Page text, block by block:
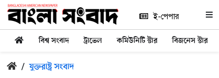
ই-পেপার
বিশ্ব সংবাদ ট্রাভেল কমিউনিটি স্টার বিজনেস স্টার
/ যুক্তরাষ্ট্র সংবাদ